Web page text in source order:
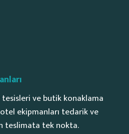
tesisleri ve butik konaklama
ekipmanları tedarik ve
teslimata tek nokta.